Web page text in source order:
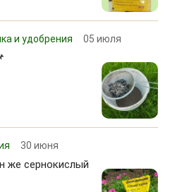
и удобрения 05 июля
30 июня
сернокислый